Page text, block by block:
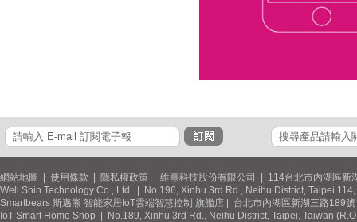
網站地圖 使用條款 隱私權政策 維熹科技股份有限公司 | 114台北市內湖區新
Well Shin Technology Co., Ltd. | No.196, Xinhu 3rd Rd., Neihu District, Taipei
Smartbears 斯邁熊 智能家居IoT雲端智慧控制 旗艦店 | 台北市內湖區新湖三路189
IoT Smart Home Shop | No.189, Xinhu 3rd Rd., Neihu District, Taipei, Taiwan